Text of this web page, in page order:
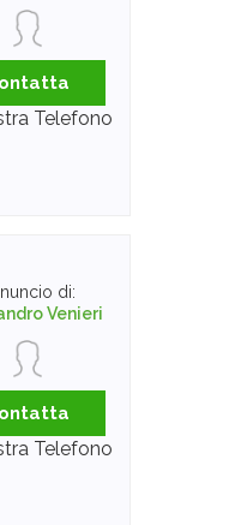
Telefono
di:
Venieri
Telefono